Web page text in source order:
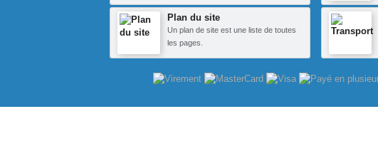
Plan du site
Un plan de site est une liste de toutes
les pages.